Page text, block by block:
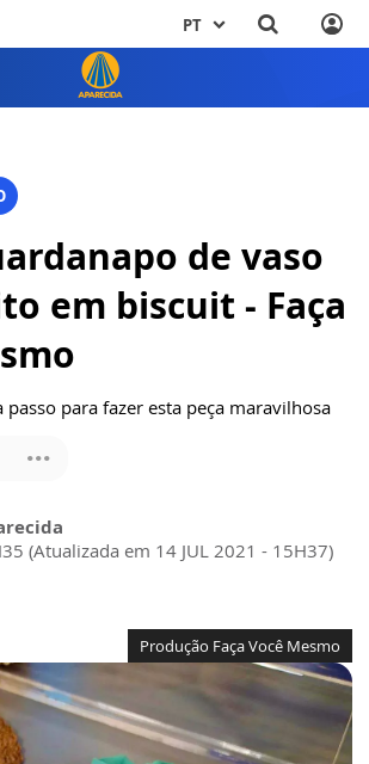
PT
de vaso
em biscuit - Faça
passo para fazer esta peça maravilhosa
(Atualizada em 14 JUL 2021 - 15H37)
Produção Faça Você Mesmo